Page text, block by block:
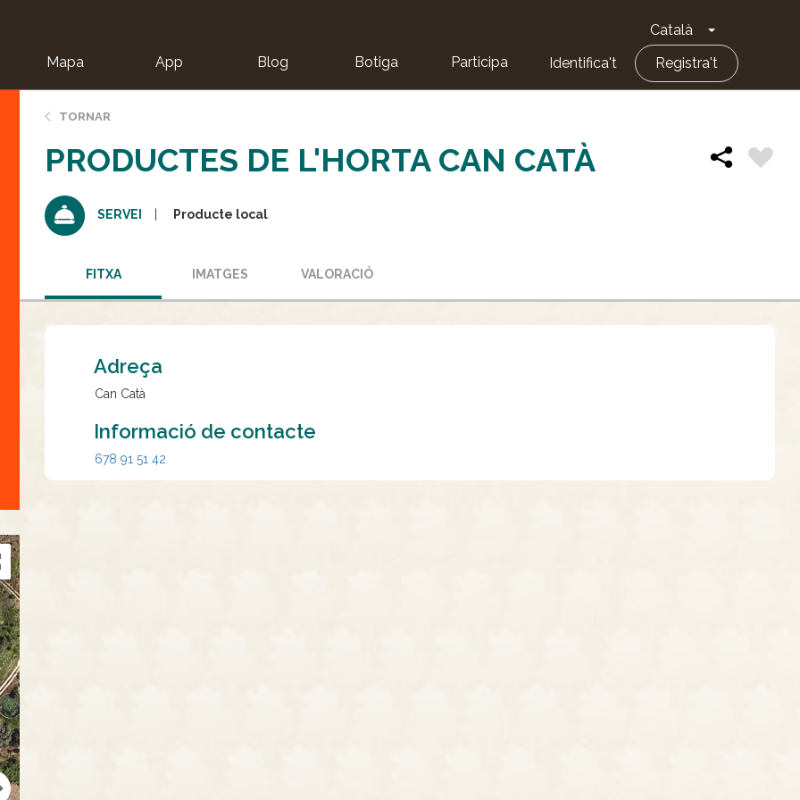
Català Toggle
Mapa App Blog Botiga Participa Identifica't Registra't
TORNAR
PRODUCTES DE L'HORTA CAN CATÀ
SERVEI Producte local
FITXA IMATGES VALORACIÓ
Adreça
Can Catà
Informació de contacte
678 91 51 42